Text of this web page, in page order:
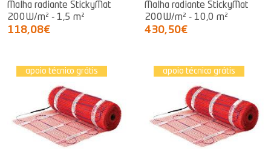
Malha radiante StickyMat
200W/m² - 1,5 m²
118,08€
Malha radiante StickyMat
200W/m² - 10,0 m²
430,50€
apoio técnico grátis apoio técnico grátis